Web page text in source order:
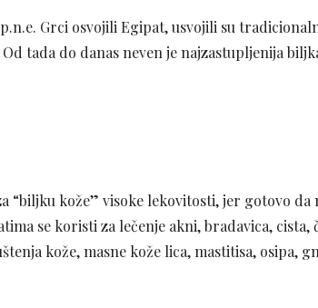
Grci osvojili Egipat, usvojili su
tada do danas neven je najzastupljenija
“biljku kože” visoke lekovitosti, jer gotovo da
se koristi za lečenje akni, bradavica, cista,
kože, masne kože lica, mastitisa, osipa,